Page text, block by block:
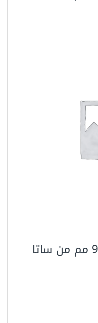
مفتاح دق مشرشر 95 مم من ساتا